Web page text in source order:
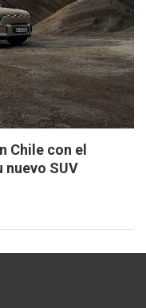
Chile con el
nuevo SUV